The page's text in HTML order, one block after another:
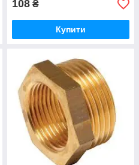
108 ₴
Купити